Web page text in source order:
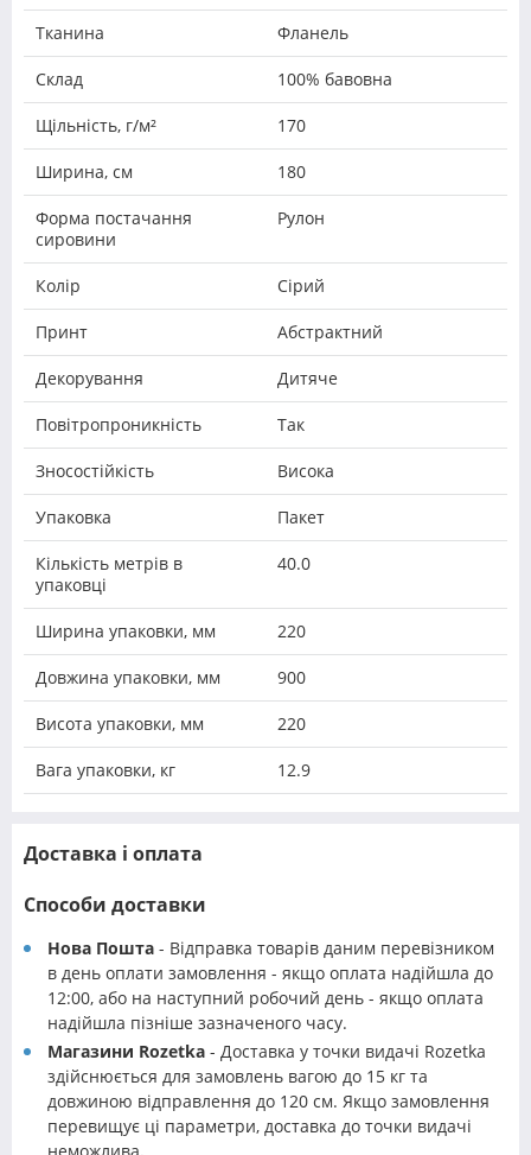
Тканина Фланель
Склад 100% бавовна
Щільність, г/м² 170
Ширина, см 180
Форма постачання
сировини
Рулон
Колір Сірий
Принт Абстрактний
Декорування Дитяче
Повітропроникність Так
Зносостійкість Висока
Упаковка Пакет
Кількість метрів в
упаковці
40.0
Ширина упаковки, мм 220
Довжина упаковки, мм 900
Висота упаковки, мм 220
Вага упаковки, кг 12.9
Доставка і оплата
Способи доставки
Нова Пошта - Відправка товарів даним перевізником
в день оплати замовлення - якщо оплата надійшла до
12:00, або на наступний робочий день - якщо оплата
надійшла пізніше зазначеного часу.
Магазини Rozetka - Доставка у точки видачі Rozetka
здійснюється для замовлень вагою до 15 кг та
довжиною відправлення до 120 см. Якщо замовлення
перевищує ці параметри, доставка до точки видачі